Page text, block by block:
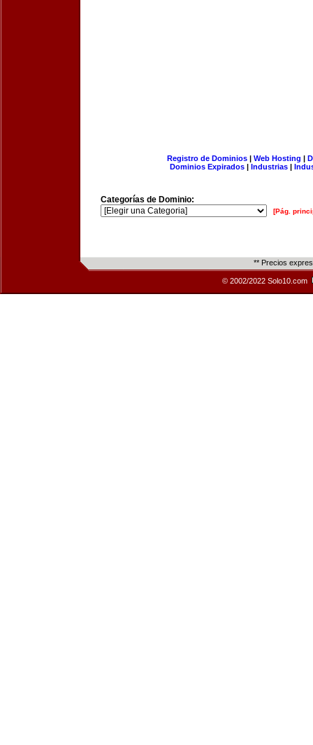
Registro de Dominios| Web Hosting |
Dominios Expirados | Industrias |
Categorías de Dominio:
[Pág.
** Precios
© 2002/2022 Solo10.com